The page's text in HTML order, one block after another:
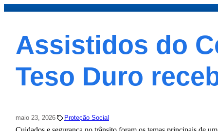
Assistidos do
Teso Duro
maio 23, 2026 Proteção Social